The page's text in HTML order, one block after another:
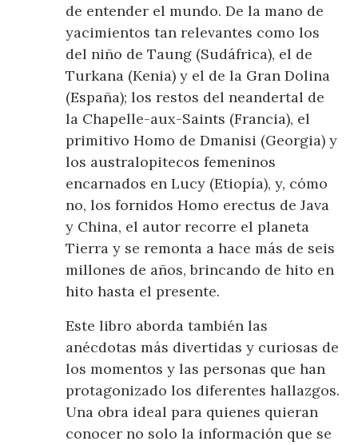
de entender el mundo. De la mano de
yacimientos tan relevantes como los
del niño de Taung (Sudáfrica), el de
Turkana (Kenia) y el de la Gran Dolina
(España); los restos del neandertal de
la Chapelle-aux-Saints (Francia), el
primitivo Homo de Dmanisi (Georgia) y
los australopitecos femeninos
encarnados en Lucy (Etiopía), y, cómo
no, los fornidos Homo erectus de Java
y China, el autor recorre el planeta
Tierra y se remonta a hace más de seis
millones de años, brincando de hito en
hito hasta el presente.
Este libro aborda también las
anécdotas más divertidas y curiosas de
los momentos y las personas que han
protagonizado los diferentes hallazgos.
Una obra ideal para quienes quieran
conocer no solo la información que se